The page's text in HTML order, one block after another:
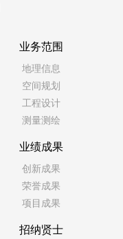
业务范围
地理信息
空间规划
工程设计
测量测绘
业绩成果
创新成果
荣誉成果
项目成果
招纳贤士